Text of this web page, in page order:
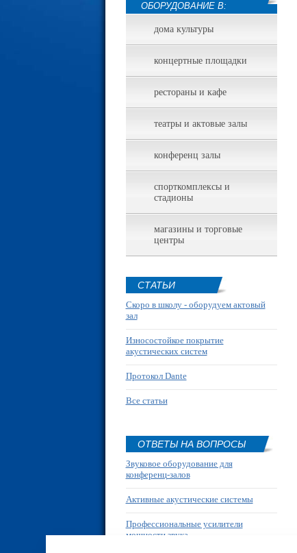
ОБОРУДОВАНИЕ В:
дома культуры
концертные площадки
рестораны и кафе
театры и актовые залы
конференц залы
спорткомплексы и
стадионы
магазины и торговые
центры
СТАТЬИ
Скоро в школу - оборудуем актовый
зал
Износостойкое покрытие
акустических систем
Протокол Dante
Все статьи
ОТВЕТЫ НА ВОПРОСЫ
Звуковое оборудование для
конференц-залов
Активные акустические системы
Профессиональные усилители
мощности звука